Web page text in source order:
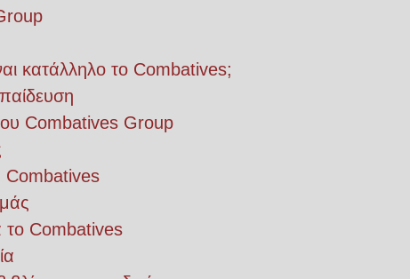
κατάλληλο το Combatives;
Combatives Group
Combatives
το Combatives